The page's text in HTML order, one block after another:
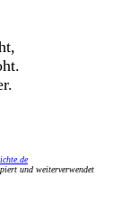
und weiterverwendet